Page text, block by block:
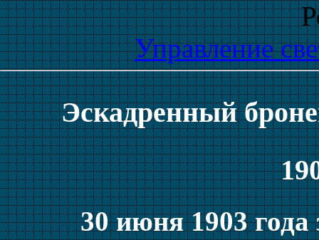
Управление
Эскадренный
30 июня 1903 года